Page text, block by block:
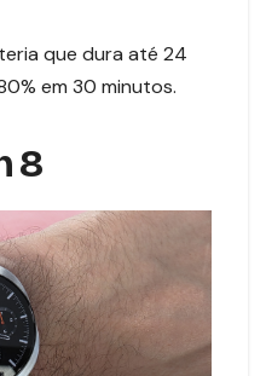
que dura até 24
em 30 minutos.
8